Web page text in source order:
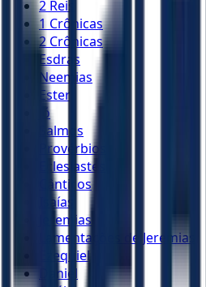
2 Reis
1 Crônicas
2 Crônicas
Esdras
Neemias
Ester
Jó
Salmos
Provérbios
Eclesiastes
Cânticos
Isaías
Jeremias
Lamentações de Jeremias
Ezequiel
Daniel